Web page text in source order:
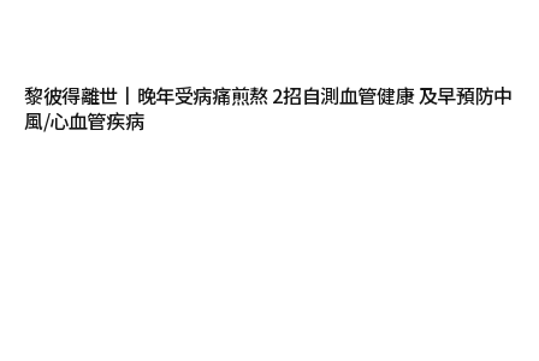
黎彼得離世丨晚年受病痛煎熬 2招自測血管健康 及早預防中
風/心血管疾病